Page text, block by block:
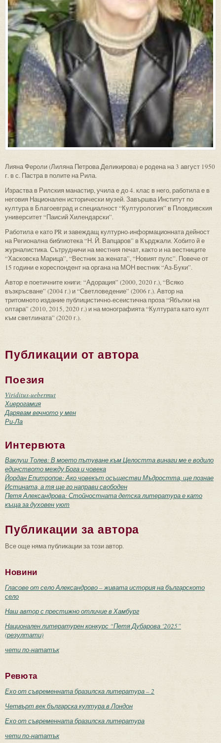
Лияна Фероли (Лиляна Петрова Деликирова) е родена на 3 август 1950
г. в с. Пастра в полите на Рила.
Израства в Рилския манастир, учила е до 4. клас в него, работила е в
неговия Национален исторически музей. Завършва Институт по
култура в Благоевград и специалност “Културология” в Пловдивския
университет “Паисий Хилендарски”.
Работила е като PR и завеждащ културно-информационната дейност
на Регионална библиотека “Н. Й. Вапцаров” в Кърджали. Хобито й е
журналистика. Сътрудничи на местния печат, както и на вестниците
“Хасковска Марица”, “Вестник за жената”, “Новият пулс”. Повече от
15 години е кореспондент на органа на МОН вестник “Аз-Буки”.
Автор е поетичните книги: “Адорация” (2000, 2020 г.), “Всяко
възкръсване” (2004 г.) и “Светловедение” (2006 г.). Автор на
тритомното издание публицистично-есеистична проза “Ябълки на
олтара” (2010, 2015, 2020 г.) и на монографията “Културата като култ
към светлината” (2020 г.).
Публикации от автора
Поезия
Viriditus-uebermut
Хиерогамия
Дарявам вечното у мен
Ри-Ла
Интервюта
Ваклуш Толев: В моето пътуване към Целостта винаги ме е водило
единството между Бога и човека
Йордан Епитропов: Ако човекът осъществи Мъдростта, ще познае
Истината, а тя ще го направи свободен
Петя Александрова: Стойностната детска литература е като
къща за духовен уют
Публикации за автора
Все още няма публикации за този автор.
Новини
Гласове от село Александрово – живата история на българското
село
Наш автор с престижно отличие в Хамбург
Национален литературен конкурс “Петя Дубарова ‘2025”
(резултати)
чети по-нататък
Ревюта
Ехо от съвременната бразилска литература – 2
Четвърт век българска култура в Лондон
Ехо от съвременната бразилска литература
чети по-нататък